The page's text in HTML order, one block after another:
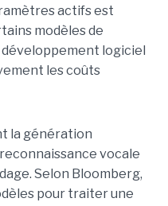
actifs est
modèles de
logiciel
les coûts
la génération
vocale
Selon Bloomberg,
pour traiter une